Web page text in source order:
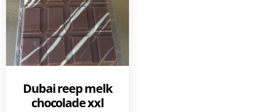
Dubai reep melk
chocolade xxl